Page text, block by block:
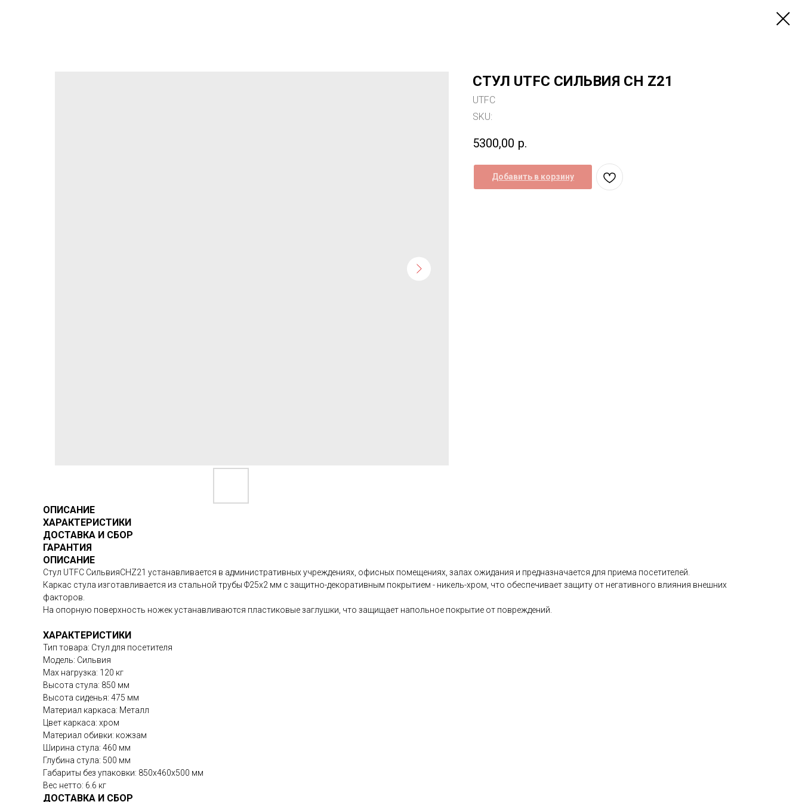
СТУЛ UTFC СИЛЬВИЯ CH Z21
UTFC
SKU:
5300,00 р.
Добавить в корзину
ОПИСАНИЕ
ХАРАКТЕРИСТИКИ
ДОСТАВКА И СБОР
ГАРАНТИЯ
ОПИСАНИЕ
Стул UTFC СильвияСНZ21 устанавливается в административных учреждениях, офисных помещениях, залах ожидания и предназначается для приема посетителей.
Каркас стула изготавливается из стальной трубы Ф25х2 мм с защитно-декоративным покрытием - никель-хром, что обеспечивает защиту от негативного влияния внешних
факторов.
На опорную поверхность ножек устанавливаются пластиковые заглушки, что защищает напольное покрытие от повреждений.
ХАРАКТЕРИСТИКИ
Тип товара: Стул для посетителя
Модель: Сильвия
Max нагрузка: 120 кг
Высота стула: 850 мм
Высота сиденья: 475 мм
Материал каркаса: Металл
Цвет каркаса: хром
Материал обивки: кожзам
Ширина стула: 460 мм
Глубина стула: 500 мм
Габариты без упаковки: 850х460х500 мм
Вес нетто: 6.6 кг
ДОСТАВКА И СБОР